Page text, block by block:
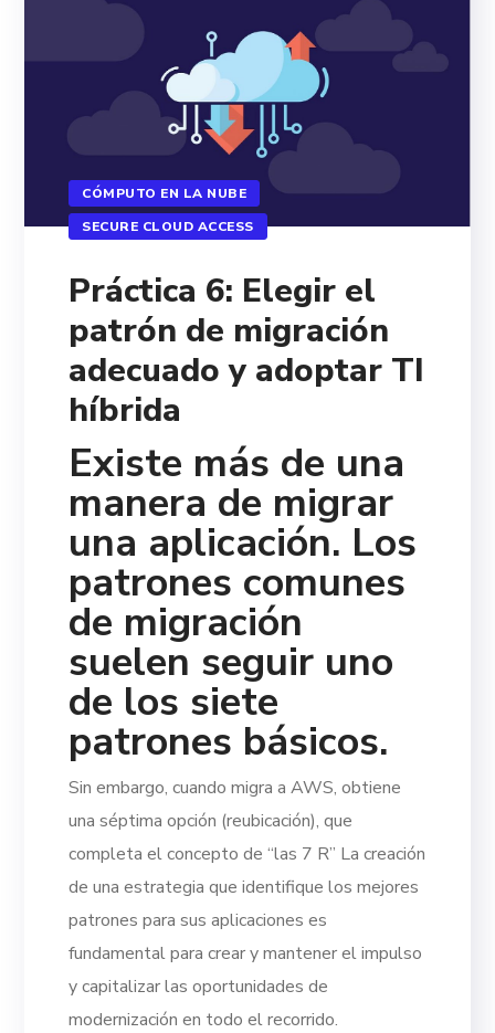
CÓMPUTO EN LA NUBE
SECURE CLOUD ACCESS
Práctica 6: Elegir el
patrón de migración
adecuado y adoptar TI
híbrida
Existe más de una
manera de migrar
una aplicación. Los
patrones comunes
de migración
suelen seguir uno
de los siete
patrones básicos.
Sin embargo, cuando migra a AWS, obtiene
una séptima opción (reubicación), que
completa el concepto de “las 7 R” La creación
de una estrategia que identifique los mejores
patrones para sus aplicaciones es
fundamental para crear y mantener el impulso
y capitalizar las oportunidades de
modernización en todo el recorrido.